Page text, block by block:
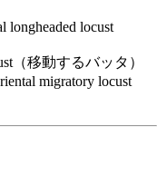
locust
移動するバッタ）
migratory locust